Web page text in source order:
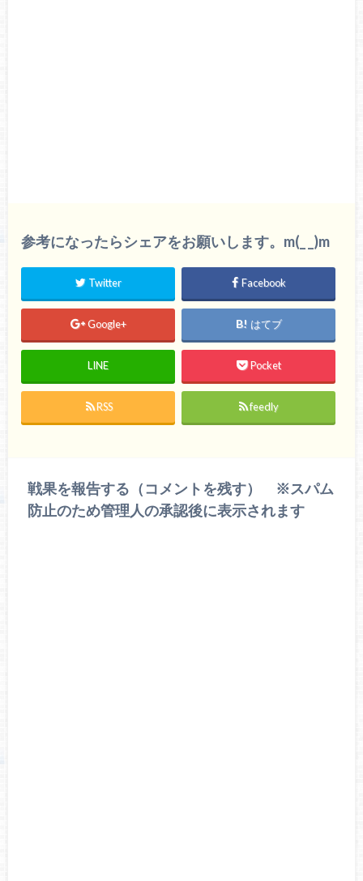
参考になったらシェアをお願いします。m(_ _)m
Twitter Facebook
Google+ はてブ
LINE Pocket
RSS feedly
戦果を報告する（コメントを残す） ※スパム
防止のため管理人の承認後に表示されます